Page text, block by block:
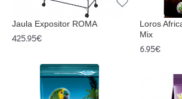
Jaula Expositor ROMA
425.95€
Loros
Mix
6.95€